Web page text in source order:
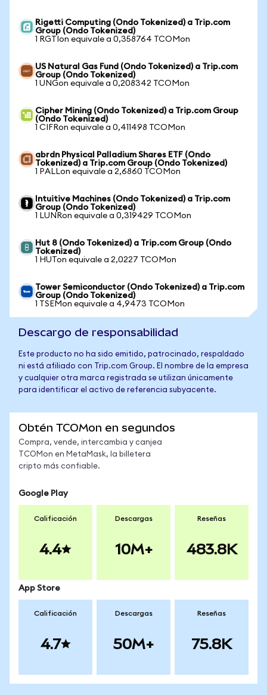
Rigetti Computing (Ondo Tokenized) a Trip.com
Group (Ondo Tokenized)
1 RGTIon equivale a 0,358764 TCOMon
US Natural Gas Fund (Ondo Tokenized) a Trip.com
Group (Ondo Tokenized)
1 UNGon equivale a 0,208342 TCOMon
Cipher Mining (Ondo Tokenized) a Trip.com Group
(Ondo Tokenized)
1 CIFRon equivale a 0,411498 TCOMon
abrdn Physical Palladium Shares ETF (Ondo
Tokenized) a Trip.com Group (Ondo Tokenized)
1 PALLon equivale a 2,6860 TCOMon
Intuitive Machines (Ondo Tokenized) a Trip.com
Group (Ondo Tokenized)
1 LUNRon equivale a 0,319429 TCOMon
Hut 8 (Ondo Tokenized) a Trip.com Group (Ondo
Tokenized)
1 HUTon equivale a 2,0227 TCOMon
Tower Semiconductor (Ondo Tokenized) a Trip.com
Group (Ondo Tokenized)
1 TSEMon equivale a 4,9473 TCOMon
Descargo de responsabilidad
Este producto no ha sido emitido, patrocinado, respaldado
ni está afiliado con Trip.com Group. El nombre de la empresa
y cualquier otra marca registrada se utilizan únicamente
para identificar el activo de referencia subyacente.
Obtén TCOMon en segundos
Compra, vende, intercambia y canjea
TCOMon en MetaMask, la billetera
cripto más confiable.
Google Play
Calificación
4.4
Descargas
10M+
Reseñas
483.8K
App Store
Calificación
4.7
Descargas
50M+
Reseñas
75.8K